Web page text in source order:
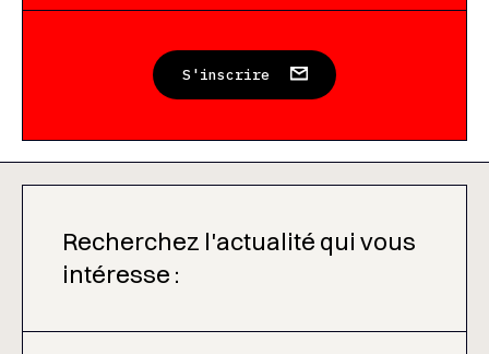
S'inscrire
Recherchez l'actualité qui vous
intéresse :